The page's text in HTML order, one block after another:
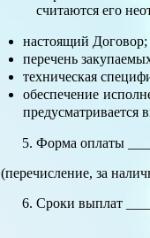
считаются его
настоящий Договор;
перечень
техническая
обеспечение
предусматривается
Форма оплаты
(перечисление, за
Сроки выплат